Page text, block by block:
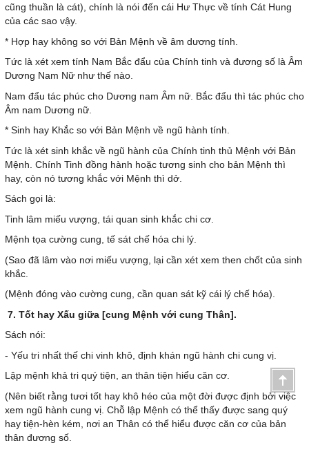
cũng thuần là cát), chính là nói đến cái Hư Thực về tính Cát Hung
của các sao vậy.
* Hợp hay không so với Bản Mệnh về âm dương tính.
Tức là xét xem tính Nam Bắc đẩu của Chính tinh và đương số là Âm
Dương Nam Nữ như thế nào.
Nam đẩu tác phúc cho Dương nam Âm nữ. Bắc đẩu thì tác phúc cho
Âm nam Dương nữ.
* Sinh hay Khắc so với Bản Mệnh về ngũ hành tính.
Tức là xét sinh khắc về ngũ hành của Chính tinh thủ Mệnh với Bản
Mệnh. Chính Tinh đồng hành hoặc tương sinh cho bản Mệnh thì
hay, còn nó tương khắc với Mệnh thì dở.
Sách gọi là:
Tinh lâm miếu vượng, tái quan sinh khắc chi cơ.
Mệnh tọa cường cung, tế sát chế hóa chi lý.
(Sao đã lâm vào nơi miếu vượng, lại cần xét xem then chốt của sinh
khắc.
(Mệnh đóng vào cường cung, cần quan sát kỹ cái lý chế hóa).
7. Tốt hay Xấu giữa [cung Mệnh với cung Thân].
Sách nói:
- Yếu tri nhất thế chi vinh khô, định khán ngũ hành chi cung vị.
Lập mệnh khả tri quý tiện, an thân tiện hiểu căn cơ.
(Nên biết rằng tươi tốt hay khô héo của một đời được định bởi việc
xem ngũ hành cung vị. Chỗ lập Mệnh có thể thấy được sang quý
hay tiện-hèn kém, nơi an Thân có thể hiểu được căn cơ của bản
thân đương số.